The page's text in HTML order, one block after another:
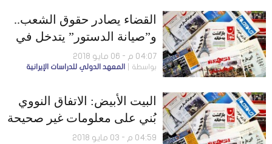
القضاء يصادر حقوق الشعب..
و”صيانة الدستور” يتدخل في
عمل البرلمان
04:07 م - 06 مايو 2018
بواسطة المعهد الدولي للدراسات الإيرانية
البيت الأبيض: الاتفاق النووي
بُني على معلومات غير صحيحة
والخطوط الجوية الفرنسية
04:59 م - 03 مايو 2018